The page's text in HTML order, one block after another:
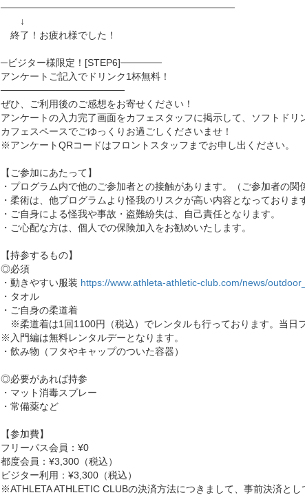
──────────────────────────────────
↓
終了！お疲れ様でした！
─ビジター様限定！[STEP6]──────
アンケートご記入でドリンク1杯無料！
──────────────────
ぜひ、ご利用後のご感想をお寄せください！
アンケートの入力完了画面をカフェスタッフに掲示して、ソフトドリ
カフェスペースでごゆっくりお過ごしくださいませ！
※アンケートQRコードはフロントスタッフまでお申し出ください。
【ご参加にあたって】
・プログラム内で他のご参加者との接触があります。（ご参加者の関
・柔術は、他プログラムより怪我のリスクが高い内容となっておりま
・ご自身による怪我や事故・盗難紛失は、自己責任となります。
・ご心配な方は、個人での保険加入をお勧めいたします。
【持参するもの】
◎必須
・動きやすい服装 https://www.athleta-athletic-club.com/news/
・タオル
・ご自身の柔道着
※柔道着は1回1100円（税込）でレンタルも行っております。当日
※入門編は無料レンタルデーとなります。
・飲み物（フタやキャップのついた容器）
◎必要があれば持参
・マット消毒スプレー
・常備薬など
【参加費】
フリーパス会員：¥0
都度会員：¥3,300（税込）
ビジター利用：¥3,300（税込）
※ATHLETA ATHLETIC CLUBの決済方法につきまして、事前決済と